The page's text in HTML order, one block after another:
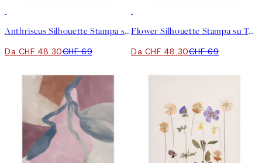
Anthriscus Silhouette Stampa su Tela
Da CHF 48.30CHF 69
Flower Silhouette Stampa su Tela
Da CHF 48.30CHF 69